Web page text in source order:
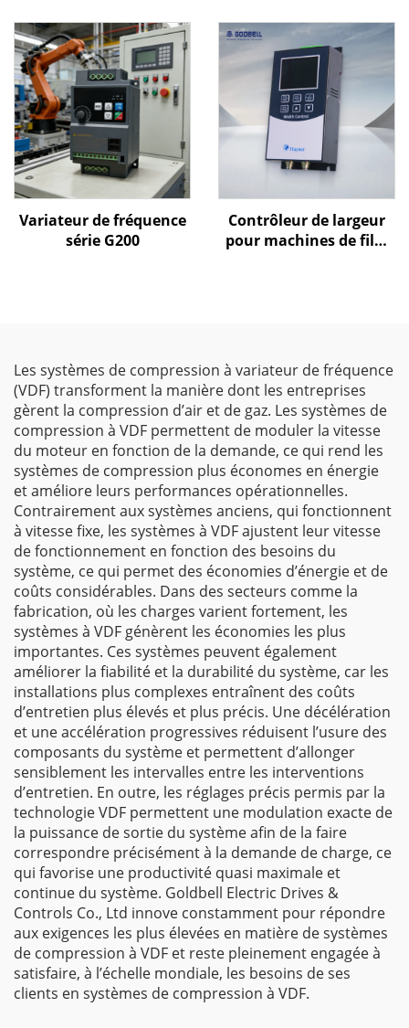
Variateur de fréquence
série G200
Contrôleur de largeur
pour machines de film
Les systèmes de compression à variateur de fréquence
(VDF) transforment la manière dont les entreprises
gèrent la compression d’air et de gaz. Les systèmes de
compression à VDF permettent de moduler la vitesse
du moteur en fonction de la demande, ce qui rend les
systèmes de compression plus économes en énergie
et améliore leurs performances opérationnelles.
Contrairement aux systèmes anciens, qui fonctionnent
à vitesse fixe, les systèmes à VDF ajustent leur vitesse
de fonctionnement en fonction des besoins du
système, ce qui permet des économies d’énergie et de
coûts considérables. Dans des secteurs comme la
fabrication, où les charges varient fortement, les
systèmes à VDF génèrent les économies les plus
importantes. Ces systèmes peuvent également
améliorer la fiabilité et la durabilité du système, car les
installations plus complexes entraînent des coûts
d’entretien plus élevés et plus précis. Une décélération
et une accélération progressives réduisent l’usure des
composants du système et permettent d’allonger
sensiblement les intervalles entre les interventions
d’entretien. En outre, les réglages précis permis par la
technologie VDF permettent une modulation exacte de
la puissance de sortie du système afin de la faire
correspondre précisément à la demande de charge, ce
qui favorise une productivité quasi maximale et
continue du système. Goldbell Electric Drives &
Controls Co., Ltd innove constamment pour répondre
aux exigences les plus élevées en matière de systèmes
de compression à VDF et reste pleinement engagée à
satisfaire, à l’échelle mondiale, les besoins de ses
clients en systèmes de compression à VDF.